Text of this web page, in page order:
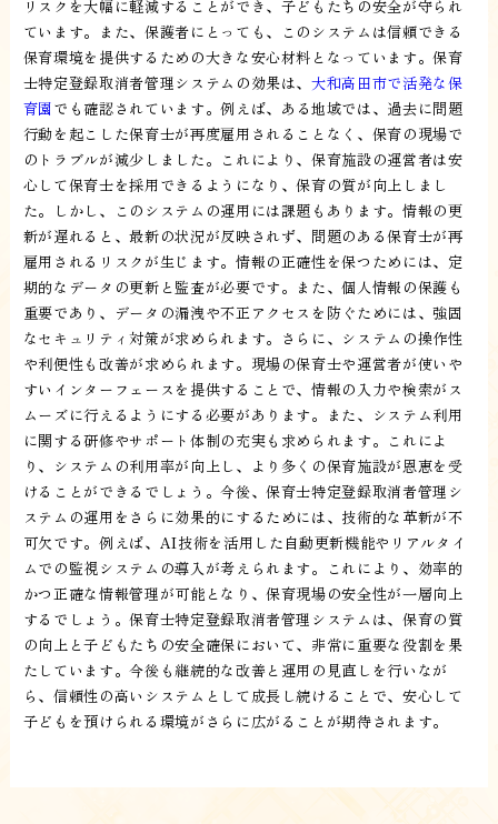
リスクを大幅に軽減することができ、子どもたちの安全が守られ
ています。また、保護者にとっても、このシステムは信頼できる
保育環境を提供するための大きな安心材料となっています。保育
士特定登録取消者管理システムの効果は、大和高田市で活発な保
育園でも確認されています。例えば、ある地域では、過去に問題
行動を起こした保育士が再度雇用されることなく、保育の現場で
のトラブルが減少しました。これにより、保育施設の運営者は安
心して保育士を採用できるようになり、保育の質が向上しまし
た。しかし、このシステムの運用には課題もあります。情報の更
新が遅れると、最新の状況が反映されず、問題のある保育士が再
雇用されるリスクが生じます。情報の正確性を保つためには、定
期的なデータの更新と監査が必要です。また、個人情報の保護も
重要であり、データの漏洩や不正アクセスを防ぐためには、強固
なセキュリティ対策が求められます。さらに、システムの操作性
や利便性も改善が求められます。現場の保育士や運営者が使いや
すいインターフェースを提供することで、情報の入力や検索がス
ムーズに行えるようにする必要があります。また、システム利用
に関する研修やサポート体制の充実も求められます。これによ
り、システムの利用率が向上し、より多くの保育施設が恩恵を受
けることができるでしょう。今後、保育士特定登録取消者管理シ
ステムの運用をさらに効果的にするためには、技術的な革新が不
可欠です。例えば、AI技術を活用した自動更新機能やリアルタイ
ムでの監視システムの導入が考えられます。これにより、効率的
かつ正確な情報管理が可能となり、保育現場の安全性が一層向上
するでしょう。保育士特定登録取消者管理システムは、保育の質
の向上と子どもたちの安全確保において、非常に重要な役割を果
たしています。今後も継続的な改善と運用の見直しを行いなが
ら、信頼性の高いシステムとして成長し続けることで、安心して
子どもを預けられる環境がさらに広がることが期待されます。